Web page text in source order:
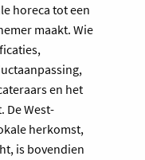
horeca tot een
maakt. Wie
en het
De West-
herkomst,
is bovendien